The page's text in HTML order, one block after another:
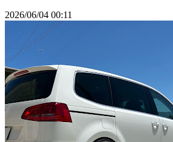
2026/06/04 00:11